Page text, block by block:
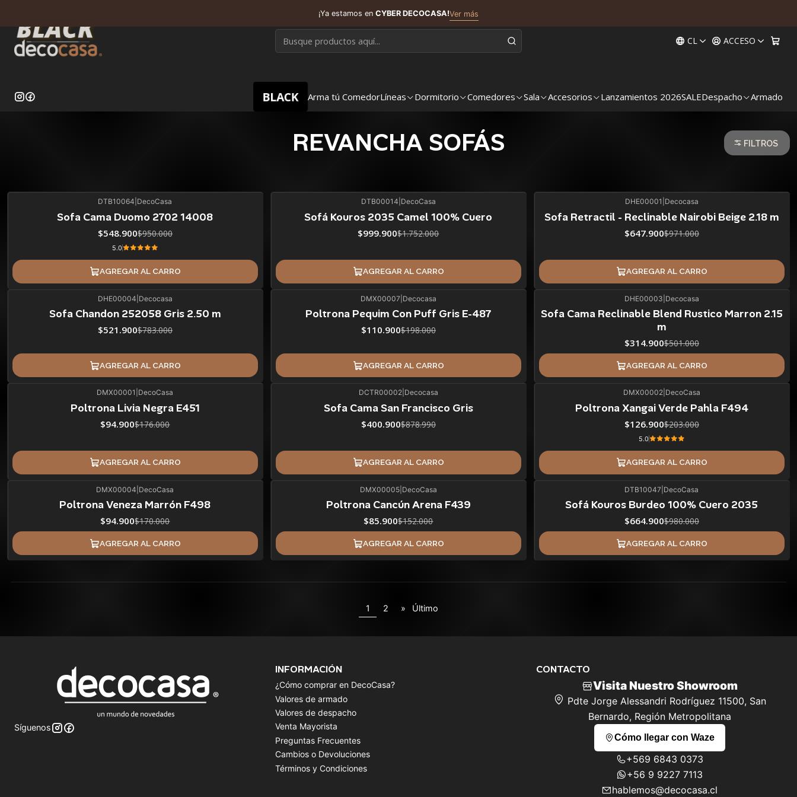
CL ACCESO
BLACK Arma tú ComedorLíneas Dormitorio Comedores Sala Accesorios Lanzamientos 2026SALEDespacho Armado
¡Ya estamos en CYBER DECOCASA!Ver más
REVANCHA SOFÁS FILTROS
DTB10064 DecoCasa
Sofa Cama Duomo 2702 14008
$548.900$950.000
5.0
AGREGAR AL CARRO
DTB00014 DecoCasa
Sofá Kouros 2035 Camel 100% Cuero
$999.900$1.752.000
AGREGAR AL CARRO
DHE00001 Decocasa
Sofa Retractil - Reclinable Nairobi Beige 2.18 m
$647.900$971.000
AGREGAR AL CARRO
DHE00004 Decocasa
Sofa Chandon 252058 Gris 2.50 m
$521.900$783.000
AGREGAR AL CARRO
DMX00007 Decocasa
Poltrona Pequim Con Puff Gris E-487
$110.900$198.000
AGREGAR AL CARRO
DHE00003 Decocasa
Sofa Cama Reclinable Blend Rustico Marron 2.15
m
$314.900$501.000
AGREGAR AL CARRO
DMX00001 DecoCasa
Poltrona Livia Negra E451
$94.900$176.000
AGREGAR AL CARRO
DCTR00002| Decocasa
Sofa Cama San Francisco Gris
$400.900$878.990
AGREGAR AL CARRO
DMX00002| DecoCasa
Poltrona Xangai Verde Pahla F494
$126.900$203.000
5.0
AGREGAR AL CARRO
DMX00004 DecoCasa
Poltrona Veneza Marrón F498
$94.900$170.000
AGREGAR AL CARRO
DMX00005| DecoCasa
Poltrona Cancún Arena F439
$85.900$152.000
AGREGAR AL CARRO
DTB10047 DecoCasa
Sofá Kouros Burdeo 100% Cuero 2035
$664.900$980.000
AGREGAR AL CARRO
1 2 » Último
Síguenos
INFORMACIÓN
¿Cómo comprar en DecoCasa?
Valores de armado
Valores de despacho
Venta Mayorista
Preguntas Frecuentes
Cambios o Devoluciones
Términos y Condiciones
CONTACTO
Visita Nuestro Showroom
Pdte Jorge Alessandri Rodríguez 11500, San
Bernardo, Región Metropolitana
Cómo llegar con Waze
+569 6843 0373
+56 9 9227 7113
hablemos@decocasa.cl